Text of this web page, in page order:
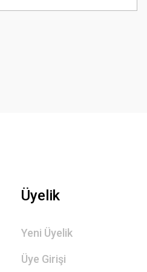
Üyelik
Yeni Üyelik
Üye Girişi